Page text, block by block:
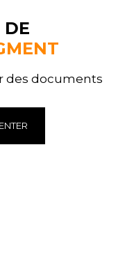
DE
des documents